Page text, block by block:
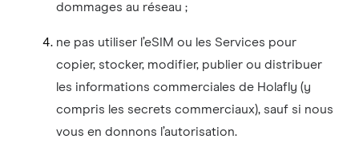
dommages au réseau ;
ne pas utiliser l’eSIM ou les Services pour
copier, stocker, modifier, publier ou distribuer
les informations commerciales de Holafly (y
compris les secrets commerciaux), sauf si nous
vous en donnons l’autorisation.